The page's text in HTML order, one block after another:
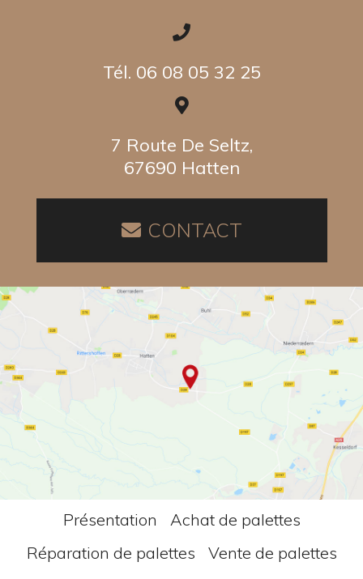
Tél. 06 08 05 32 25
7 Route De Seltz,
67690 Hatten
CONTACT
Présentation
Achat de palettes
Réparation de palettes
Vente de palettes